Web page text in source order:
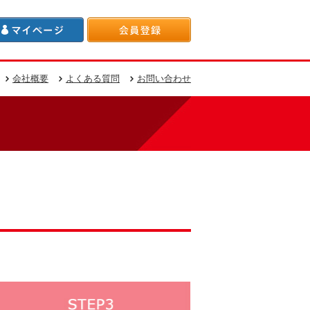
会社概要 よくある質問 お問い合わせ